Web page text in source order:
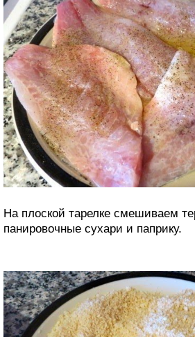
На плоской тарелке смешиваем
панировочные сухари и паприку.